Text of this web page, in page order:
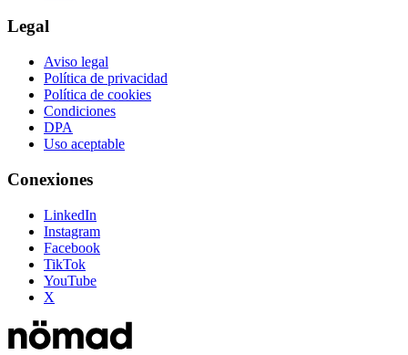
Legal
Aviso legal
Política de privacidad
Política de cookies
Condiciones
DPA
Uso aceptable
Conexiones
LinkedIn
Instagram
Facebook
TikTok
YouTube
X